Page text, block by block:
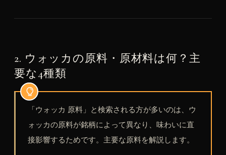
2. ウォッカの原料・原材料は何？主
要な4種類
「ウォッカ 原料」と検索される方が多いのは、ウ
ォッカの原料が銘柄によって異なり、味わいに直
接影響するためです。主要な原料を解説します。